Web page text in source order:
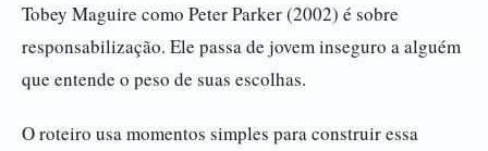
Tobey Maguire como Peter Parker (2002) é sobre
responsabilização. Ele passa de jovem inseguro a alguém
que entende o peso de suas escolhas.
O roteiro usa momentos simples para construir essa